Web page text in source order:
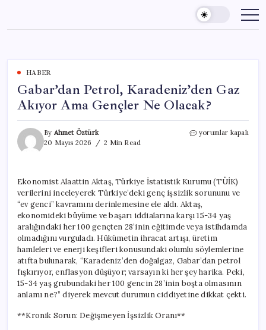
content
HABER
Gabar’dan Petrol, Karadeniz’den Gaz
Akıyor Ama Gençler Ne Olacak?
By Ahmet Öztürk
20 Mayıs 2026
2 Min Read
Gabar’dan
Ama
Gençler
Ne
Olacak?
için
yorumlar kapalı
Ekonomist Alaattin Aktaş, Türkiye İstatistik Kurumu (TÜİK)
verilerini inceleyerek Türkiye’deki genç işsizlik sorununu ve
“ev genci” kavramını derinlemesine ele aldı. Aktaş,
ekonomideki büyüme ve başarı iddialarına karşı 15-34 yaş
aralığındaki her 100 gençten 28’inin eğitimde veya istihdamda
olmadığını vurguladı. Hükümetin ihracat artışı, üretim
hamleleri ve enerji keşifleri konusundaki olumlu söylemlerine
atıfta bulunarak, “Karadeniz’den doğalgaz, Gabar’dan petrol
fışkırıyor, enflasyon düşüyor; varsayın ki her şey harika. Peki,
15-34 yaş grubundaki her 100 gencin 28’inin boşta olmasının
anlamı ne?” diyerek mevcut durumun ciddiyetine dikkat çekti.
**Kronik Sorun: Değişmeyen İşsizlik Oranı**